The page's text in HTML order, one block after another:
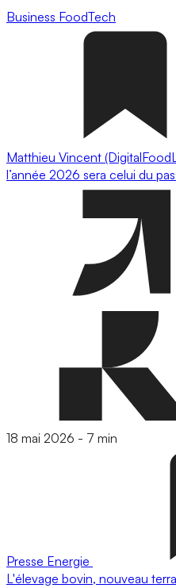
Business FoodTech
Matthieu Vincent
l’année 2026 sera celui du
18 mai 2026 - 7 min
Presse Energie
L'élevage bovin, nouveau